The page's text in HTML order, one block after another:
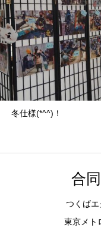
冬仕様(*^^)！
合
つくば
東京メト